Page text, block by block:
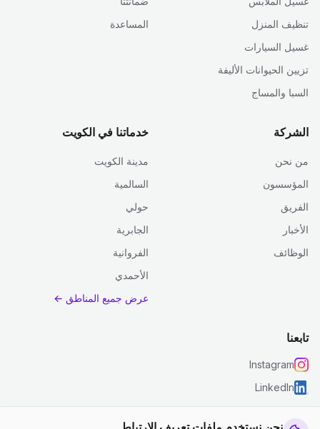
تنظيف المنزل
غسيل السيارات
تزيين الحيوانات الأليفة
السبا والمساج
المساعدة
الشركة
من نحن
المؤسسون
الفريق
الأخبار
الوظائف
خدماتنا في الكويت
مدينة الكويت
السالمية
حولي
الجابرية
الفروانية
الأحمدي
عرض جميع المناطق ←
تابعنا
Instagram
LinkedIn